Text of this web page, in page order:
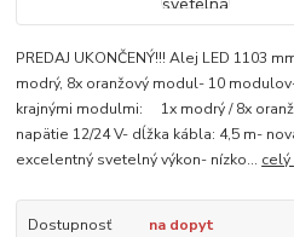
PREDAJ UKONČENÝ!!! Alej LED 1103
modrý, 8x oranžový modul- 10
krajnými modulmi: 1x modrý / 8x
napätie 12/24 V- dĺžka kábla: 4,5 m-
excelentný svetelný výkon- nízko...
Dostupnosť na dopyt